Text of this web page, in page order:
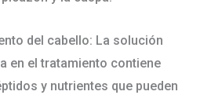
del cabello: La solución
en el tratamiento contiene
y nutrientes que pueden